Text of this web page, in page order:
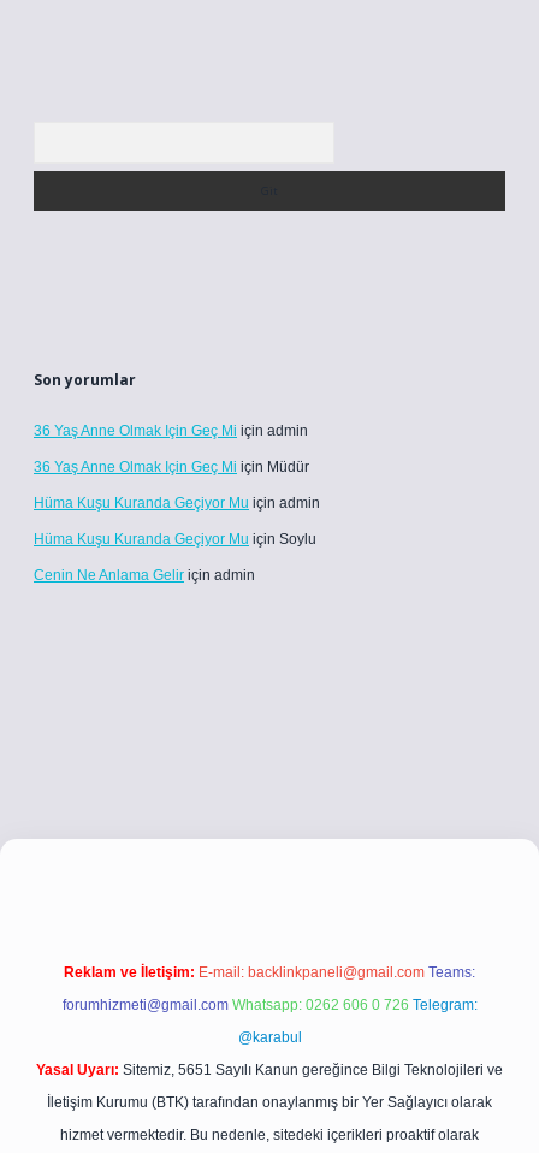
Son yorumlar
36 Yaş Anne Olmak Için Geç Mi için admin
36 Yaş Anne Olmak Için Geç Mi için Müdür
Hüma Kuşu Kuranda Geçiyor Mu için admin
Hüma Kuşu Kuranda Geçiyor Mu için Soylu
Cenin Ne Anlama Gelir için admin
betci girişbetci girişhiltonbet yeni giriş
Reklam ve İletişim: E-mail: backlinkpaneli@gmail.com Teams:
forumhizmeti@gmail.com Whatsapp: 0262 606 0 726 Telegram:
@karabul
Yasal Uyarı: Sitemiz, 5651 Sayılı Kanun gereğince Bilgi Teknolojileri ve
İletişim Kurumu (BTK) tarafından onaylanmış bir Yer Sağlayıcı olarak
hizmet vermektedir. Bu nedenle, sitedeki içerikleri proaktif olarak